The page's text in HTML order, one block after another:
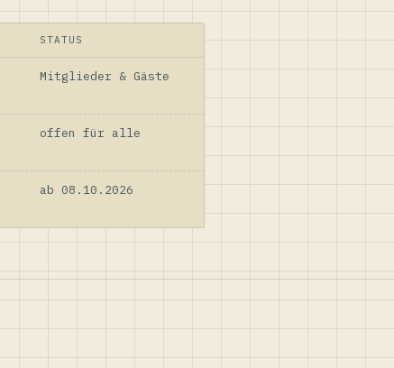
STATUS
Mitglieder & Gäste
offen für alle
ab 08.10.2026